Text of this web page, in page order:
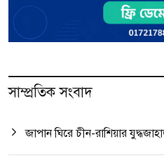
সাম্প্রতিক সংবাদ
জাপান ঘিরে চীন-রাশিয়ার